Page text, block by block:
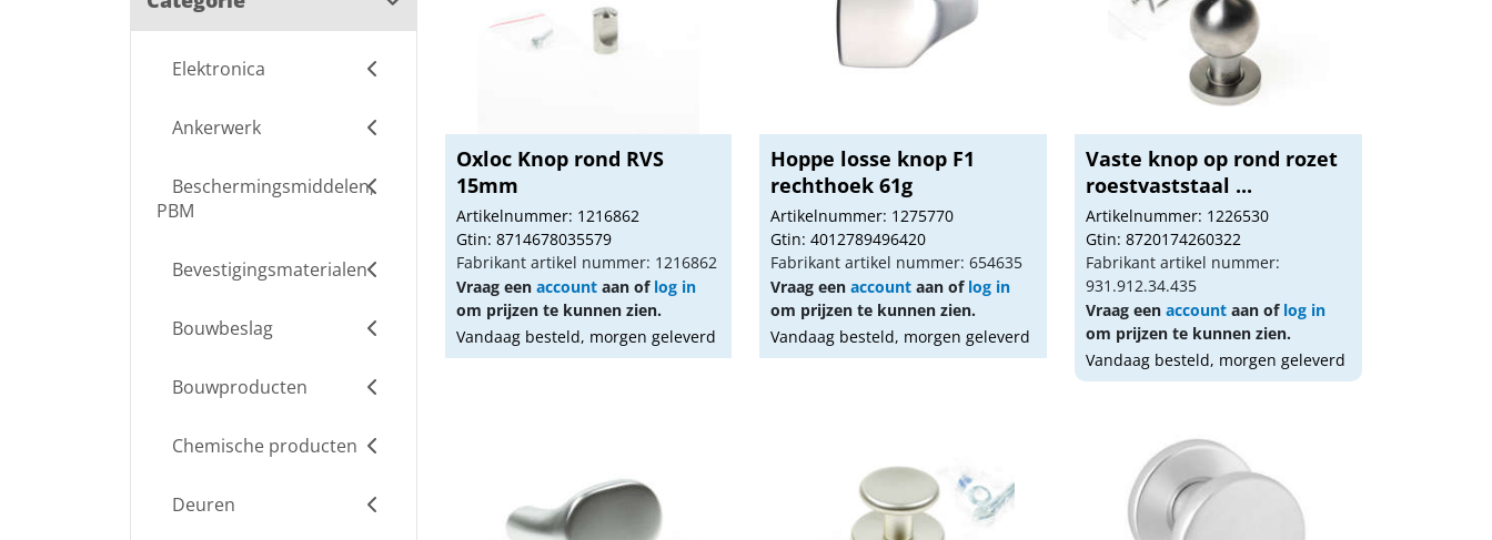
Elektronica
Ankerwerk
Beschermingsmiddelen,
PBM
Bevestigingsmaterialen
Bouwbeslag
Bouwproducten
Chemische producten
Deuren
Oxloc Knop rond RVS
15mm
Artikelnummer: 1216862
Gtin: 8714678035579
Fabrikant artikel nummer: 1216862
Vraag een accountaan of log in
om prijzen te kunnen zien.
Vandaag besteld, morgen geleverd
Hoppe losse knop F1
rechthoek 61g
Artikelnummer: 1275770
Gtin: 4012789496420
Fabrikant artikel nummer: 654635
Vraag eenaccount aan of log in
om prijzen te kunnen zien.
Vandaag besteld, morgen geleverd
Vaste knop op rond rozet
roestvaststaal ...
Artikelnummer: 1226530
Gtin: 8720174260322
Fabrikant artikel nummer:
931.912.34.435
Vraag eenaccount aan of log in
om prijzen te kunnen zien.
Vandaag besteld, morgen geleverd